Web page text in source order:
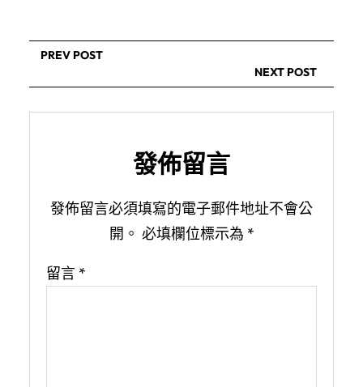
PREV POST
NEXT POST
發佈留言
發佈留言必須填寫的電子郵件地址不會公
開。 必填欄位標示為 *
留言 *